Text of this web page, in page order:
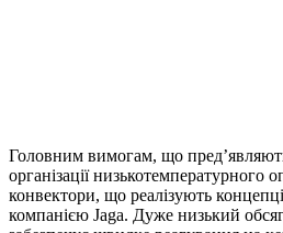
Головним вимогам, що
організації низькотемпературного
конвектори, що реалізують
компанією Jaga. Дуже низький обсяг